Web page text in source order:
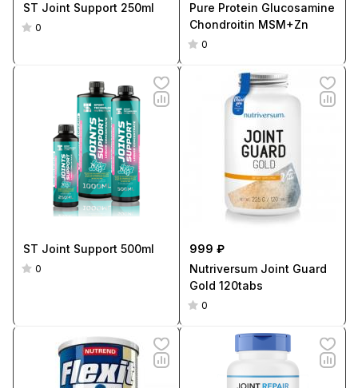
ST Joint Support 250ml
0
Pure Protein Glucosamine
Chondroitin MSM+Zn
0
ST Joint Support 500ml
0
999 ₽
Nutriversum Joint Guard
Gold 120tabs
0